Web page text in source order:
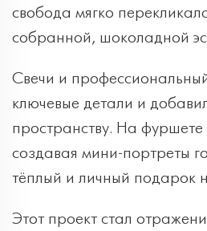
свобода мягко
собранной, шоколадной
Свечи и
ключевые детали и
пространству. На фуршете
создавая мини-портреты
тёплый и личный подарок
Этот проект стал